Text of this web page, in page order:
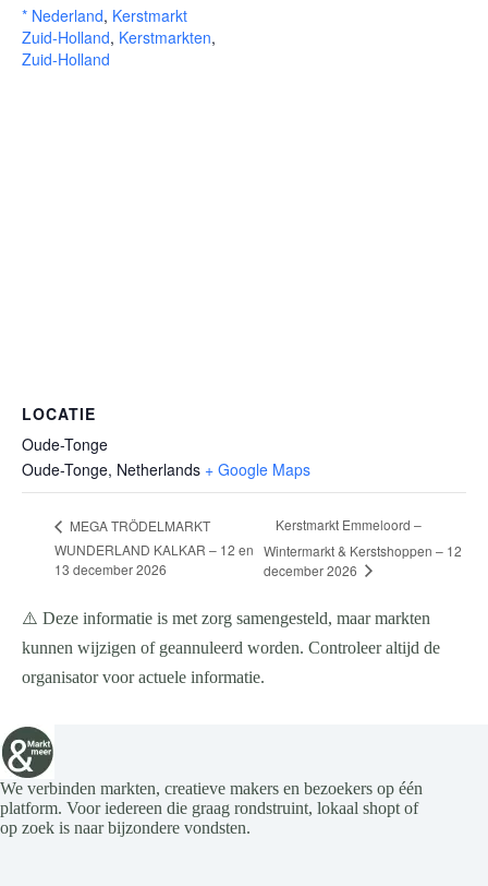
* Nederland, Kerstmarkt
Zuid-Holland, Kerstmarkten,
Zuid-Holland
LOCATIE
Oude-Tonge
Oude-Tonge, Netherlands + Google Maps
MEGA TRÖDELMARKT
WUNDERLAND KALKAR – 12 en
13 december 2026
Kerstmarkt Emmeloord –
Wintermarkt & Kerstshoppen – 12
december 2026
⚠️ Deze informatie is met zorg samengesteld, maar markten
kunnen wijzigen of geannuleerd worden. Controleer altijd de
organisator voor actuele informatie.
We verbinden markten, creatieve makers en bezoekers op één
platform. Voor iedereen die graag rondstruint, lokaal shopt of
op zoek is naar bijzondere vondsten.